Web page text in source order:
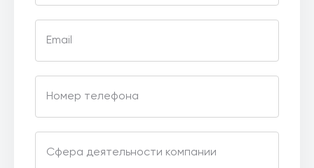
Email
Номер телефона
Сфера деятельности компании